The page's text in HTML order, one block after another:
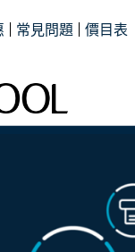
常見問題 價目表